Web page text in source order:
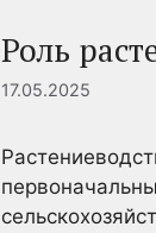
Роль
17.05.2025